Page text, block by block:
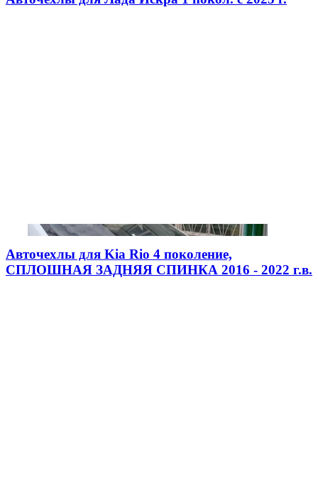
Авточехлы для Kia Rio 4 поколение,
СПЛОШНАЯ ЗАДНЯЯ СПИНКА 2016 - 2022 г.в.